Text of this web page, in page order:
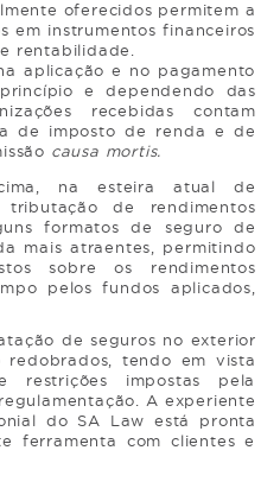
oferecidos permitem a
em instrumentos financeiros
rentabilidade.
aplicação e no pagamento
e dependendo das
recebidas contam
de imposto de renda e de
causa mortis.
na esteira atual de
tributação de rendimentos
formatos de seguro de
mais atraentes, permitindo
sobre os rendimentos
pelos fundos aplicados,
de seguros no exterior
tendo em vista
restrições impostas pela
A experiente
do SA Law está pronta
ferramenta com clientes e